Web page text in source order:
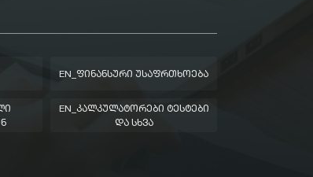
EN_ᲤᲘᲜᲐᲜᲡᲣᲠᲘ ᲣᲡᲐᲤᲠᲗᲮᲝᲔᲑᲐ
EN_ᲙᲐᲚᲙᲣᲚᲐᲢᲝᲠᲔᲑᲘ ᲢᲔᲡᲢᲔᲑᲘ
ᲓᲐ ᲡᲮᲕᲐ